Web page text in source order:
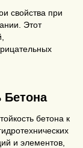
полов,
свойства при
Этот
Бетона
бетона к
и элементов,